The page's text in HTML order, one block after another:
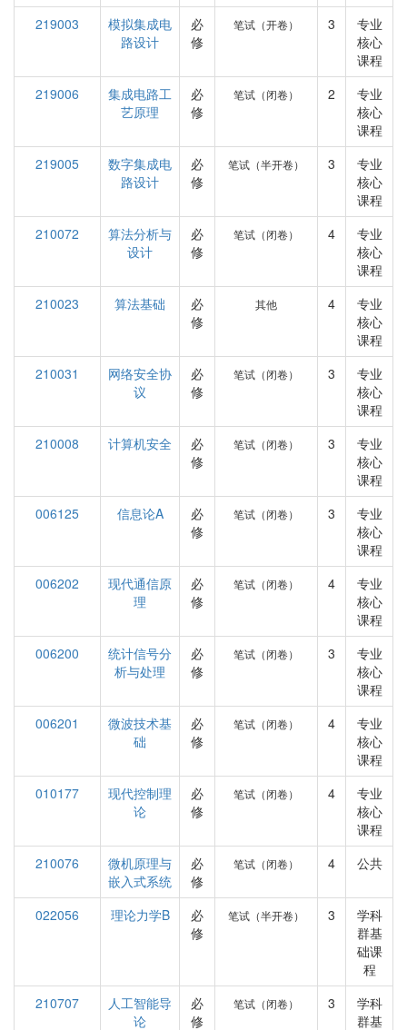
219003
模拟集成电
路设计
必
修
笔试（开卷） 3
专业
核心
课程
219006
集成电路工
艺原理
必
修
笔试（闭卷） 2
专业
核心
课程
219005
数字集成电
路设计
必
修
笔试（半开卷） 3
专业
核心
课程
210072
算法分析与
设计
必
修
笔试（闭卷） 4
专业
核心
课程
210023
算法基础
必
修
其他 4
专业
核心
课程
210031
网络安全协
议
必
修
笔试（闭卷） 3
专业
核心
课程
210008
计算机安全
必
修
笔试（闭卷） 3
专业
核心
课程
006125
信息论A
必
修
笔试（闭卷） 3
专业
核心
课程
006202
现代通信原
理
必
修
笔试（闭卷） 4
专业
核心
课程
006200
统计信号分
析与处理
必
修
笔试（闭卷） 3
专业
核心
课程
006201
微波技术基
础
必
修
笔试（闭卷） 4
专业
核心
课程
010177
现代控制理
论
必
修
笔试（闭卷） 4
专业
核心
课程
210076
微机原理与
嵌入式系统
必
修
笔试（闭卷） 4 公共
022056 理论力学B
必
修
笔试（半开卷） 3
学科
群基
础课
程
210707
人工智能导
论
必
修
笔试（闭卷） 3
学科
群基